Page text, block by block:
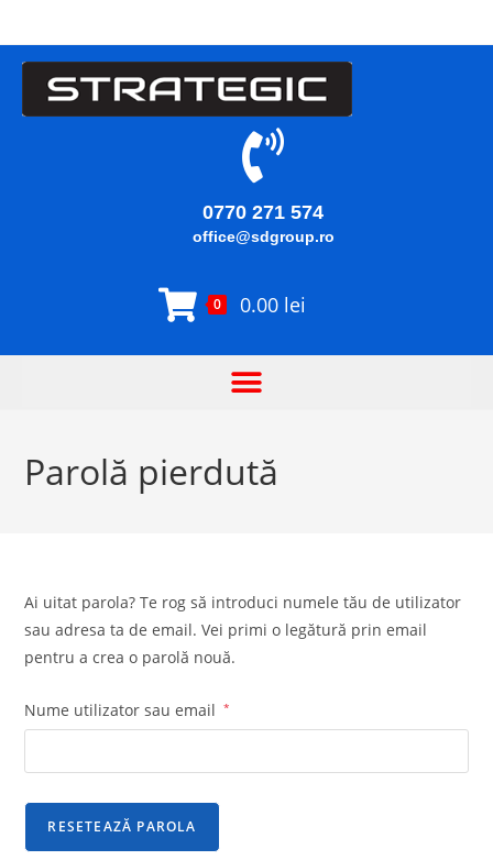
0770 271 574
office@sdgroup.ro
0 0.00 lei
Parolă pierdută
Ai uitat parola? Te rog să introduci numele tău de utilizator
sau adresa ta de email. Vei primi o legătură prin email
pentru a crea o parolă nouă.
Nume utilizator sau email *
RESETEAZĂ PAROLA